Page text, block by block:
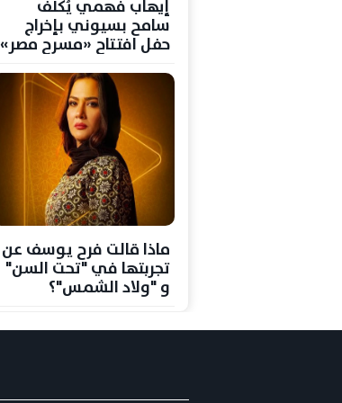
إيهاب فهمي يُكلّف
سامح بسيوني بإخراج
حفل افتتاح «مسرح مصر»
ماذا قالت فرح يوسف عن
تجربتها في "تحت السن"
و "ولاد الشمس"؟